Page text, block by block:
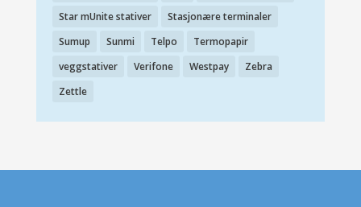
Star mUnite stativer
Stasjonære terminaler
Sumup
Sunmi Telpo
Termopapir
veggstativer
Verifone Westpay
Zebra
Zettle